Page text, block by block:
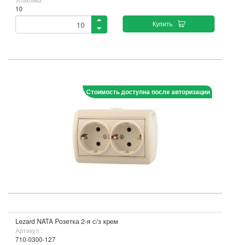
10
Купить
Стоимость доступна после авторизации
Lezard NATA Розетка 2-я с/з крем
Артикул :
710-0300-127